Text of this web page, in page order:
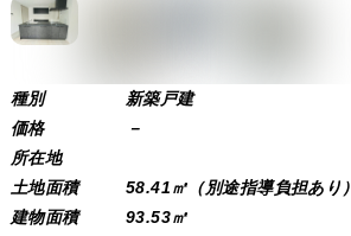
種別
新築戸建
価格
－
所在地
土地面積
58.41㎡（別途指導負担あり）
建物面積
93.53㎡